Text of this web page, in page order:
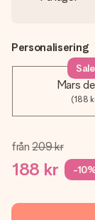
Personalisering
Mars
(188
Sale
från 209 kr
188 kr -